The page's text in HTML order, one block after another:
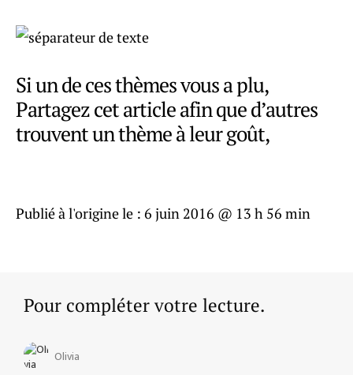
Si un de ces thèmes vous a plu,
Partagez cet article afin que d’autres
trouvent un thème à leur goût,
Publié à l'origine le : 6 juin 2016 @ 13 h 56 min
Pour compléter votre lecture.
Olivia